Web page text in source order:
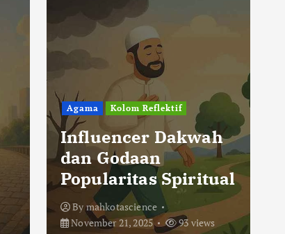
Agama Kolom Reflektif
Influencer Dakwah
dan Godaan
Popularitas Spiritual
Bymahkotascience
November 21, 2025
93 views